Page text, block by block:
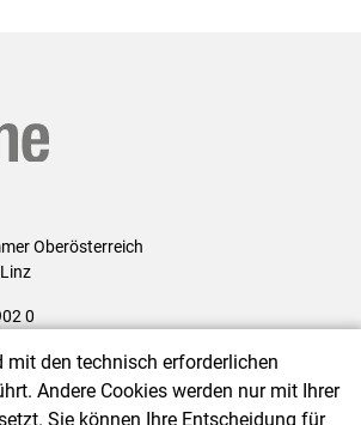
Oberösterreich
0
|Gewinnspiele|Datenschutzerklärung |
Einstellungen
mit den technisch erforderlichen
Andere Cookies werden nur mit Ihrer
Sie können Ihre Entscheidung für